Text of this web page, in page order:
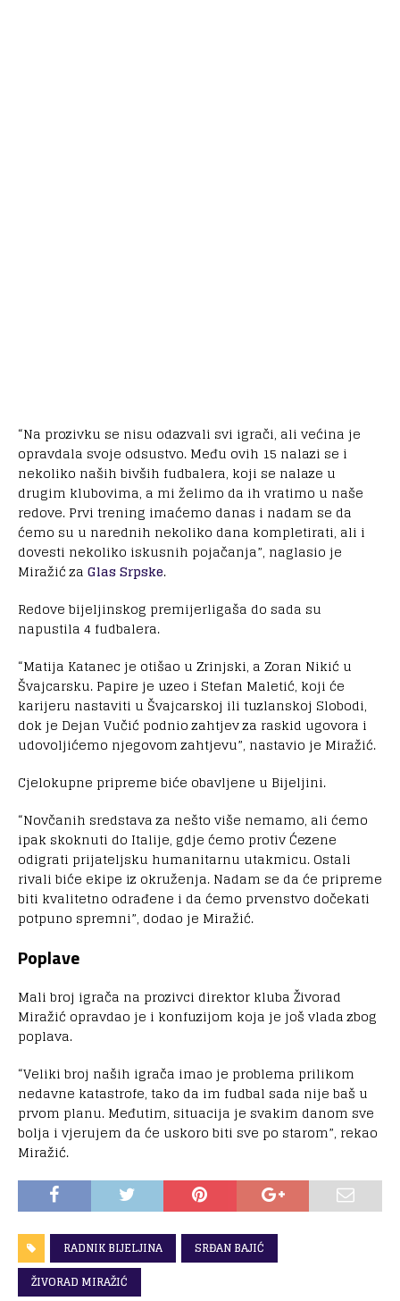
“Na prozivku se nisu odazvali svi igrači, ali većina je
opravdala svoje odsustvo. Među ovih 15 nalazi se i
nekoliko naših bivših fudbalera, koji se nalaze u
drugim klubovima, a mi želimo da ih vratimo u naše
redove. Prvi trening imaćemo danas i nadam se da
ćemo su u narednih nekoliko dana kompletirati, ali i
dovesti nekoliko iskusnih pojačanja”, naglasio je
Miražić za Glas Srpske.
Redove bijeljinskog premijerligaša do sada su
napustila 4 fudbalera.
“Matija Katanec je otišao u Zrinjski, a Zoran Nikić u
Švajcarsku. Papire je uzeo i Stefan Maletić, koji će
karijeru nastaviti u Švajcarskoj ili tuzlanskoj Slobodi,
dok je Dejan Vučić podnio zahtjev za raskid ugovora i
udovoljićemo njegovom zahtjevu”, nastavio je Miražić.
Cjelokupne pripreme biće obavljene u Bijeljini.
“Novčanih sredstava za nešto više nemamo, ali ćemo
ipak skoknuti do Italije, gdje ćemo protiv Ćezene
odigrati prijateljsku humanitarnu utakmicu. Ostali
rivali biće ekipe iz okruženja. Nadam se da će pripreme
biti kvalitetno odrađene i da ćemo prvenstvo dočekati
potpuno spremni”, dodao je Miražić.
Poplave
Mali broj igrača na prozivci direktor kluba Živorad
Miražić opravdao je i konfuzijom koja je još vlada zbog
poplava.
“Veliki broj naših igrača imao je problema prilikom
nedavne katastrofe, tako da im fudbal sada nije baš u
prvom planu. Međutim, situacija je svakim danom sve
bolja i vjerujem da će uskoro biti sve po starom”, rekao
Miražić.
RADNIK BIJELJINA
SRĐAN BAJIĆ
ŽIVORAD MIRAŽIĆ